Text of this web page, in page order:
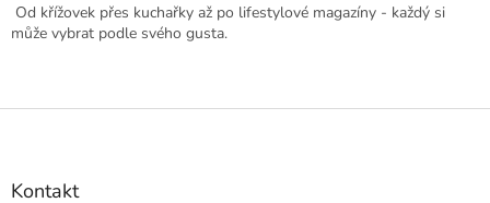
Od křížovek přes kuchařky až po lifestylové magazíny - každý si
může vybrat podle svého gusta.
Z
Kontakt